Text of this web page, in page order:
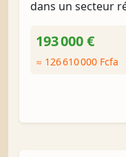
dans un secteur
193 000 €
≈ 126 610 000 Fcfa